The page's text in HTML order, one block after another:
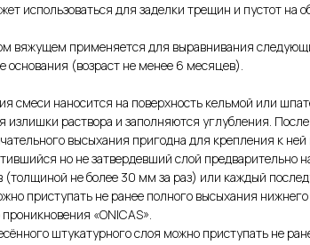
использоваться для заделки трещин и пустот
применяется для выравнивания
основания (возраст не менее 6 месяцев).
смеси наносится на поверхность кельмой или
раствора и заполняются углубления.
высыхания пригодна для крепления к
но не затвердевший слой предварительно
не более 30 мм за раз) или каждый
приступать не ранее полного высыхания
«ONICAS».
штукатурного слоя можно приступать не